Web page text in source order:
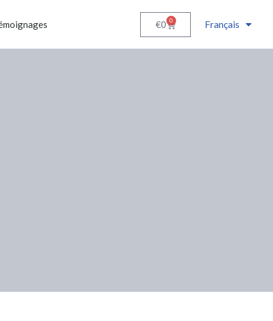
€0 0 Français